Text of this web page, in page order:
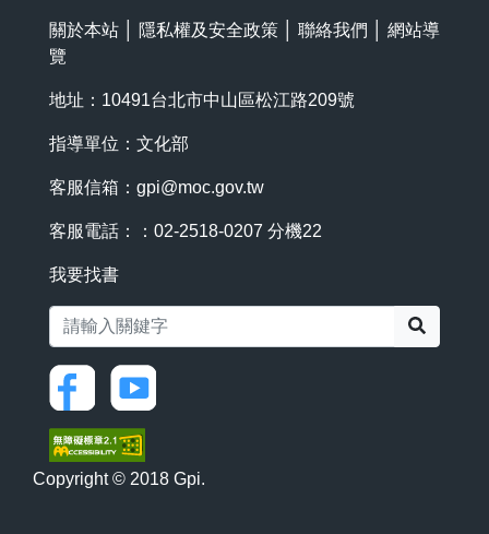
關於本站 隱私權及安全政策 聯絡我們
網站導
覽
地址：10491台北市中山區松江路209號
指導單位：文化部
客服信箱： gpi@moc.gov.tw
客服電話：：02-2518-0207 分機22
我要找書
Copyright © 2018 Gpi.